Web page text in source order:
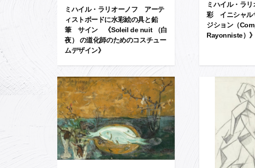
ミハイル・ラリオーノフ アーテ
ィストボードに水彩絵の具と鉛
筆 サイン 《Soleil de nuit （白
夜） の道化師のためのコスチュー
ムデザイン》
ミハイル・ラ
彩 イニシャル
ジション（
Rayonniste）